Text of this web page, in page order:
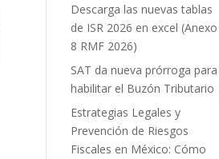
Descarga las nuevas tablas
de ISR 2026 en excel (Anexo
8 RMF 2026)
SAT da nueva prórroga para
habilitar el Buzón Tributario
Estrategias Legales y
Prevención de Riesgos
Fiscales en México: Cómo